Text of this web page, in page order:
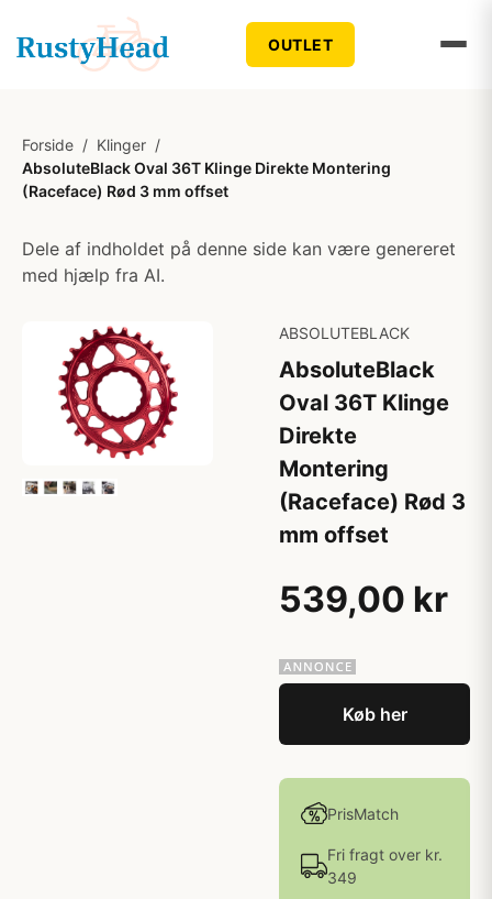
OUTLET
Forside / Klinger /
AbsoluteBlack Oval 36T Klinge Direkte Montering
(Raceface) Rød 3 mm offset
Dele af indholdet på denne side kan være genereret
med hjælp fra AI.
ABSOLUTEBLACK
AbsoluteBlack
Oval 36T Klinge
Direkte
Montering
(Raceface) Rød 3
mm offset
539,00 kr
Køb her
PrisMatch
Fri fragt over kr.
349